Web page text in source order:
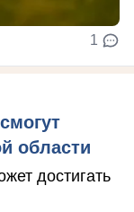
1
области
достигать